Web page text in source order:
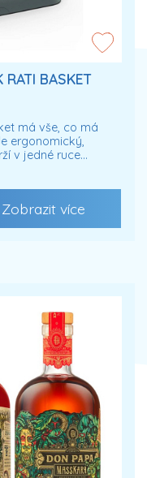
RATI BASKET
má vše, co má
ergonomický,
v jedné ruce…
Zobrazit více